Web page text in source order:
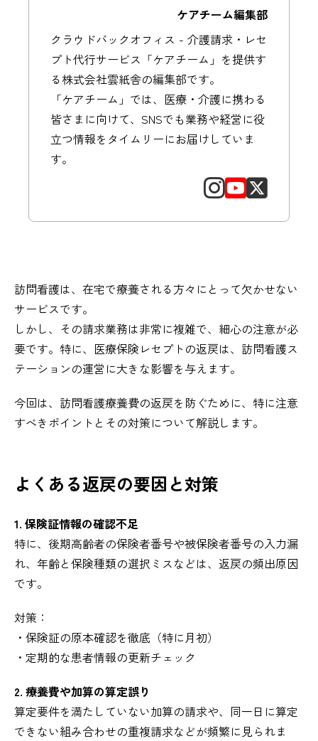
ケアチーム編集部
クラウドバックオフィス - 介護請求・レセ
プト代行サービス「ケアチーム」を提供す
る株式会社雲紙舎の編集部です。
「ケアチーム」では、医療・介護に携わる
皆さまに向けて、SNSでも業務や経営に役
立つ情報をタイムリーにお届けしていま
す。
訪問看護は、在宅で療養される方々にとって欠かせない
サービスです。
しかし、その請求業務は非常に複雑で、細心の注意が必
要です。特に、医療保険レセプトの返戻は、訪問看護ス
テーションの運営に大きな影響を与えます。
今回は、訪問看護療養費の返戻を防ぐために、特に注意
すべきポイントとその対策について解説します。
よくある返戻の要因と対策
1. 保険証情報の確認不足
特に、後期高齢者の保険者番号や被保険者番号の入力漏
れ、年齢と保険種類の選択ミスなどは、返戻の頻出原因
です。
対策：
・保険証の原本確認を徹底（特に月初）
・定期的な患者情報の更新チェック
2. 療養費や加算の算定誤り
算定要件を満たしていない加算の請求や、同一日に算定
できない組み合わせの重複請求などが頻繁に見られま